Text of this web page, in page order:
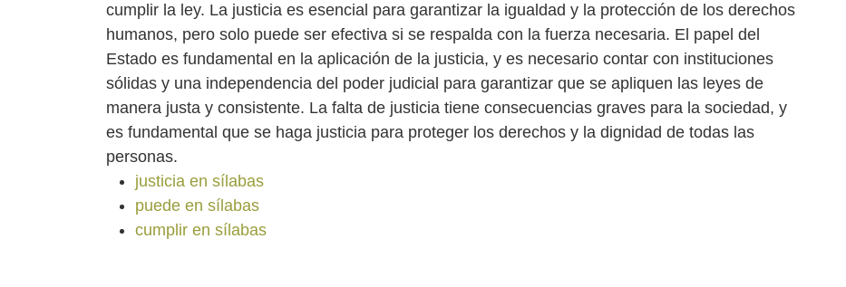
cumplir la ley. La justicia es esencial para garantizar la igualdad y la protección de los derechos
humanos, pero solo puede ser efectiva si se respalda con la fuerza necesaria. El papel del
Estado es fundamental en la aplicación de la justicia, y es necesario contar con instituciones
sólidas y una independencia del poder judicial para garantizar que se apliquen las leyes de
manera justa y consistente. La falta de justicia tiene consecuencias graves para la sociedad, y
es fundamental que se haga justicia para proteger los derechos y la dignidad de todas las
personas.
justicia en sílabas
puede en sílabas
cumplir en sílabas